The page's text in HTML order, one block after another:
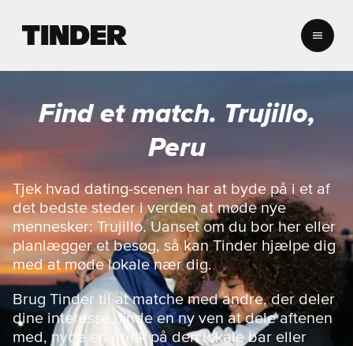
r
a
r
t
s
i
d
e
Find et match. Trujillo,
Peru
Tjek hvad dating-scenen har at byde på i et af
det bedste steder i verden at møde nye
mennesker: Trujillo. Uanset om du bor her eller
planlægger et besøg, så kan Tinder hjælpe dig
med at møde lokale nær dig.
Brug Tinder til at matche med andre, der deler
dine interesse, finde en ny ven at dele aftenen
med, nyde en drink på den lokale bar eller